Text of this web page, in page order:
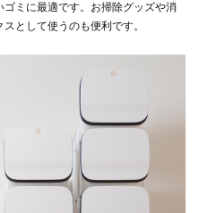
ミに最適です。お掃除グッズや消
として使うのも便利です。